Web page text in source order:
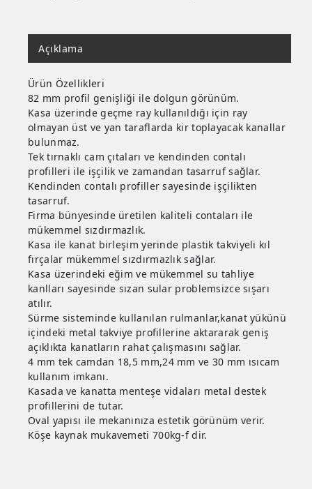
Açıklama
Ürün Özellikleri
82 mm profil genişliği ile dolgun görünüm.
Kasa üzerinde geçme ray kullanıldığı için ray
olmayan üst ve yan taraflarda kir toplayacak kanallar
bulunmaz.
Tek tırnaklı cam çıtaları ve kendinden contalı
profilleri ile işçilik ve zamandan tasarruf sağlar.
Kendinden contalı profiller sayesinde işçilikten
tasarruf.
Firma bünyesinde üretilen kaliteli contaları ile
mükemmel sızdırmazlık.
Kasa ile kanat birleşim yerinde plastik takviyeli kıl
fırçalar mükemmel sızdırmazlık sağlar.
Kasa üzerindeki eğim ve mükemmel su tahliye
kanlları sayesinde sızan sular problemsizce sışarı
atılır.
Sürme sisteminde kullanılan rulmanlar,kanat yükünü
içindeki metal takviye profillerine aktararak geniş
açıklıkta kanatların rahat çalışmasını sağlar.
4 mm tek camdan 18,5 mm,24 mm ve 30 mm ısıcam
kullanım imkanı.
Kasada ve kanatta menteşe vidaları metal destek
profillerini de tutar.
Oval yapısı ile mekanınıza estetik görünüm verir.
Köşe kaynak mukavemeti 700kg-f dir.